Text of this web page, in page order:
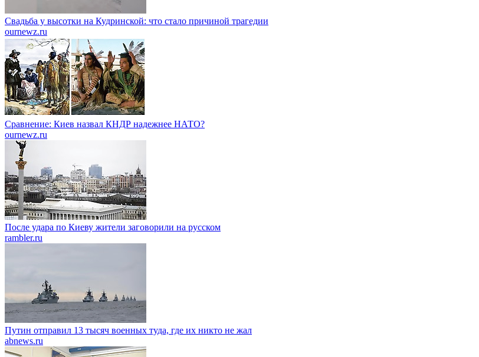
Свадьба у высотки на Кудринской: что стало причиной трагедии
ournewz.ru
Сравнение: Киев назвал КНДР надежнее НАТО?
ournewz.ru
После удара по Киеву жители заговорили на русском
rambler.ru
Путин отправил 13 тысяч военных туда, где их никто не жал
abnews.ru